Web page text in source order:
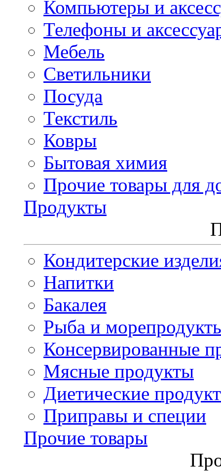
Компьютеры и
Телефоны и
Мебель
Светильники
Посуда
Текстиль
Ковры
Бытовая химия
Прочие товары для
Продукты
Кондитерские
Напитки
Бакалея
Рыба и
Консервированные
Мясные продукты
Диетические
Приправы и специи
Прочие товары